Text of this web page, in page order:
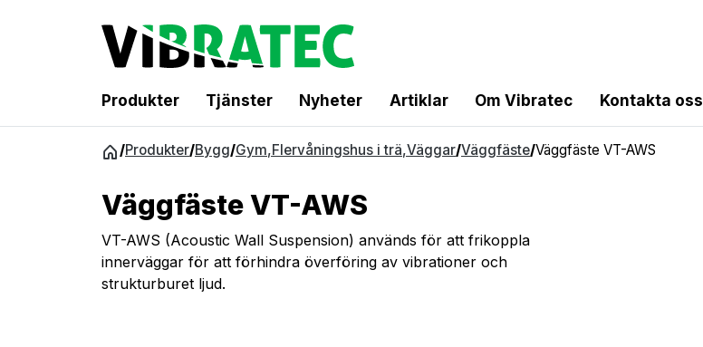
Produkter Tjänster Nyheter Artiklar Om Vibratec Kontakta oss
/Produkter/Bygg/Gym,Flervåningshus i trä,Väggar/Väggfäste/Väggfäste VT-AWS
Väggfäste VT-AWS
VT-AWS (Acoustic Wall Suspension) används för att frikoppla
innerväggar för att förhindra överföring av vibrationer och
strukturburet ljud.